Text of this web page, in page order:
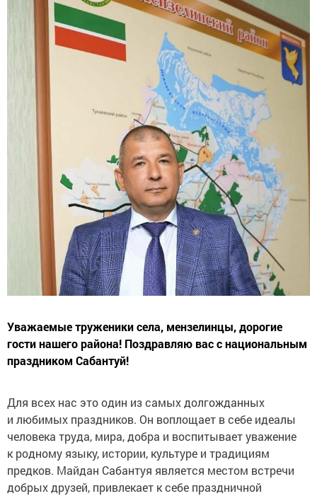
Уважаемые труженики села, мензелинцы, дорогие
гости нашего района! Поздравляю вас с национальным
праздником Сабантуй!
Для всех нас это один из самых долгожданных
и любимых праздников. Он воплощает в себе идеалы
человека труда, мира, добра и воспитывает уважение
к родному языку, истории, культуре и традициям
предков. Майдан Сабантуя является местом встречи
добрых друзей, привлекает к себе праздничной